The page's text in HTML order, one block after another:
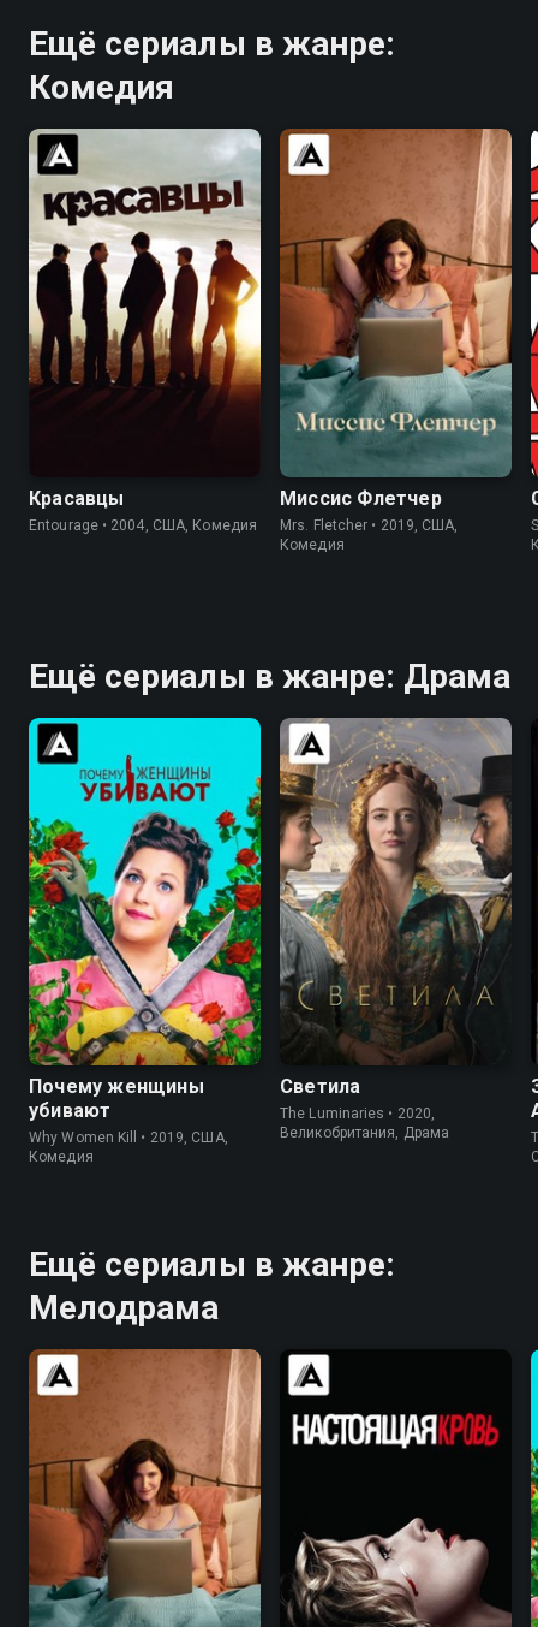
Ещё сериалы в жанре:
Комедия
Красавцы
Entourage • 2004, США, Комедия
6.5 7.1
Миссис Флетчер
Mrs. Fletcher • 2019, США,
Комедия
Ещё сериалы в жанре: Драма
8.3 8.3
Почему женщины
убивают
Why Women Kill • 2019, США,
Комедия
7.0 6.4
Светила
The Luminaries • 2020,
Великобритания, Драма
Ещё сериалы в жанре:
Мелодрама